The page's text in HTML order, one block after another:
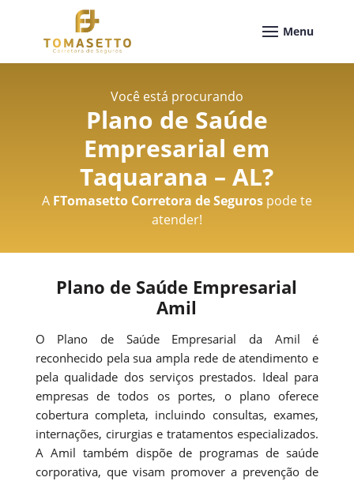
Você está procurando
Plano de Saúde
Empresarial em
Taquarana – AL?
A FTomasetto Corretora de Segurospode te
atender!
Plano de Saúde Empresarial
Amil
O Plano de Saúde Empresarial da Amil é
reconhecido pela sua ampla rede de atendimento e
pela qualidade dos serviços prestados. Ideal para
empresas de todos os portes, o plano oferece
cobertura completa, incluindo consultas, exames,
internações, cirurgias e tratamentos especializados.
A Amil também dispõe de programas de saúde
corporativa, que visam promover a prevenção de